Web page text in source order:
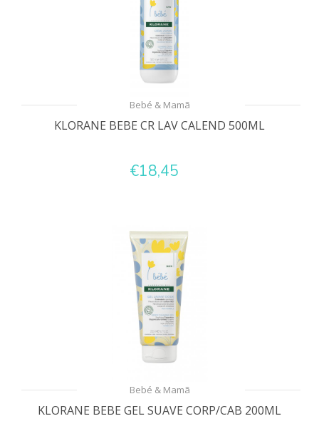
Bebé & Mamã
KLORANE BEBE CR LAV CALEND 500ML
€18,45
Bebé & Mamã
KLORANE BEBE GEL SUAVE CORP/CAB 200ML